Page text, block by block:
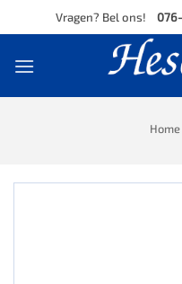
to
Vragen? Bel ons!
Home